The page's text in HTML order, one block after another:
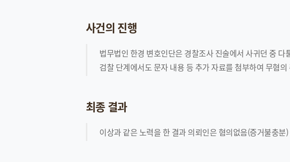
사건의 진행
법무법인 한경 변호인단은 경찰조사 진술에서 사귀던 중
검찰 단계에서도 문자 내용 등 추가 자료를 첨부하여 무혐
최종 결과
이상과 같은 노력을 한 결과 의뢰인은 혐의없음(증거불충분